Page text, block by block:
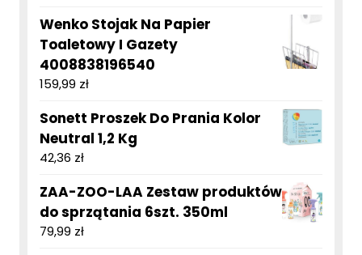
Wenko Stojak Na Papier
Toaletowy I Gazety
4008838196540
159,99 zł
Sonett Proszek Do Prania Kolor
Neutral 1,2 Kg
42,36 zł
ZAA-ZOO-LAA Zestaw produktów
do sprzątania 6szt. 350ml
79,99 zł